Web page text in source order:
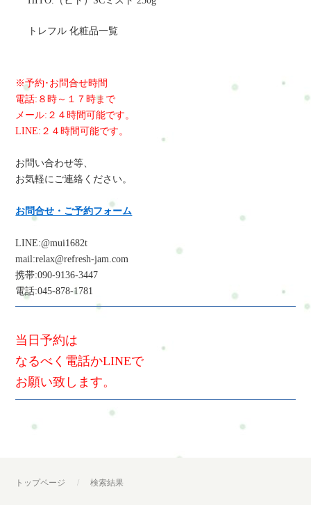
トレフル 化粧品一覧
※予約･お問合せ時間
電話:８時～１７時まで
メール:２４時間可能です。
LINE:２４時間可能です。
お問い合わせ等、
お気軽にご連絡ください。
お問合せ・ご予約フォーム
LINE:@mui1682t
mail:relax@refresh-jam.com
携帯:090-9136-3447
電話:045-878-1781
当日予約は
なるべく電話かLINEで
お願い致します。
トップページ 検索結果